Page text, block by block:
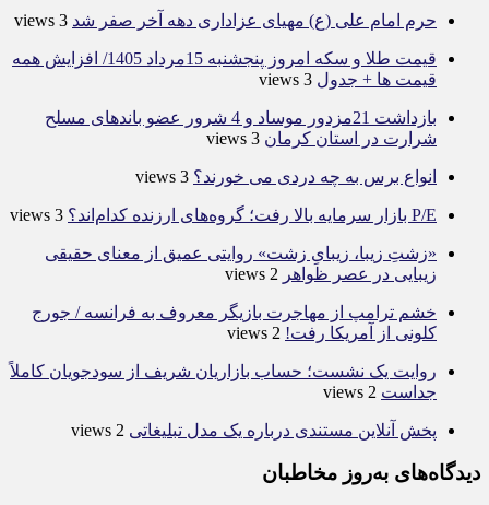
حرم امام علی (ع) مهیای عزاداری دهه آخر صفر شد 3 views
قیمت طلا و سکه امروز پنجشنبه 15مرداد 1405/ افزایش همه
قیمت ها + جدول 3 views
بازداشت 21مزدور موساد و 4 شرور عضو باندهای مسلح
شرارت در استان کرمان 3 views
انواع برس به چه دردی می خورند؟ 3 views
P/E بازار سرمایه بالا رفت؛ گروه‌های ارزنده کدام‌اند؟ 3 views
«زشتِ زیبا، زیبایِ زشت» روایتی عمیق از معنای حقیقی
زیبایی در عصر ظواهر 2 views
خشم ترامپ از مهاجرت بازیگر معروف به فرانسه / جورج
کلونی از آمریکا رفت! 2 views
روایت یک نشست؛ حساب بازاریان شریف از سودجویان کاملاً
جداست 2 views
پخش آنلاین مستندی درباره یک مدل تبلیغاتی 2 views
دیدگاه‌های به‌روز مخاطبان